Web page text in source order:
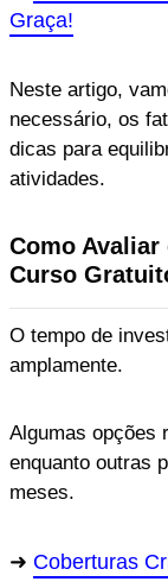
Graça!
Neste artigo,
necessário, os
dicas para
atividades.
Como Avaliar
Curso
O tempo de
amplamente.
Algumas opções
enquanto outras
meses.
Coberturas